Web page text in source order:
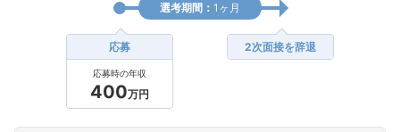
選考期間： 1ヶ月
応募
応募時の年収
400万円
2次面接を辞退